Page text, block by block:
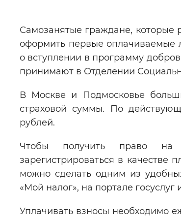
Изображения:
Звуковой ассистент:
Самозанятые граждане, которые
оформить первые оплачиваемые
о вступлении в программу
принимают в Отделении
В Москве и Подмосковье
страховой суммы. По
рублей.
Чтобы получить право на
зарегистрироваться в качестве
можно сделать одним из
«Мой налог», на портале госуслуг
Уплачивать взносы необходимо